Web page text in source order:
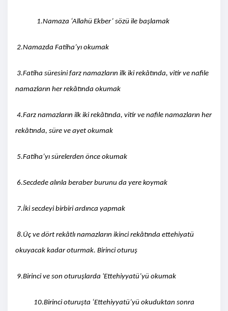
1.Namaza ‘Allahü Ekber’ sözü ile başlamak
2.Namazda Fatiha’yı okumak
3.Fatiha süresini farz namazların ilk iki rekâtında, vitir ve nafile
namazların her rekâtında okumak
4.Farz namazların ilk iki rekâtında, vitir ve nafile namazların her
rekâtında, süre ve ayet okumak
5.Fatiha’yı sürelerden önce okumak
6.Secdede alınla beraber burunu da yere koymak
7.İki secdeyi birbiri ardınca yapmak
8.Üç ve dört rekâtlı namazların ikinci rekâtında ettehiyatü
okuyacak kadar oturmak. Birinci oturuş
9.Birinci ve son oturuşlarda 'Ettehiyyatü’yü okumak
10.Birinci oturuşta ‘Ettehiyyatü’yü okuduktan sonra